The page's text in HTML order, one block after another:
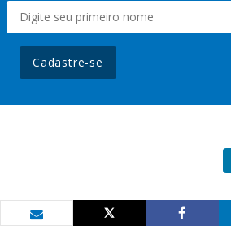
Cadastre-se